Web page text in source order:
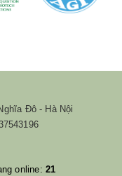
Đô - Hà Nội
online: 21